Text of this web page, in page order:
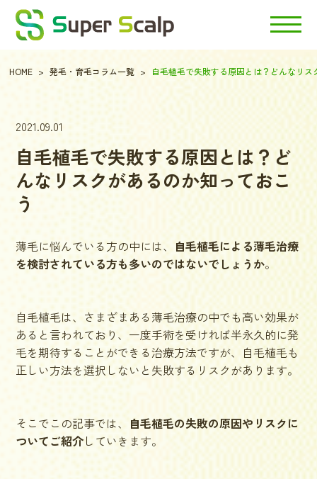
HOME 発毛・育毛コラム一覧 自毛植毛で失敗する原因とは？どんなリ
2021.09.01
自毛植毛で失敗する原因とは？ど
んなリスクがあるのか知っておこ
う
薄毛に悩んでいる方の中には、
自毛植毛による薄毛治療
を検討されている方も多いのではないでしょうか。
自毛植毛は、さまざまある薄毛治療の中でも高い効果が
あると言われており、一度手術を受ければ半永久的に発
毛を期待することができる治療方法ですが、自毛植毛も
正しい方法を選択しないと失敗するリスクがあります。
そこでこの記事では、
自毛植毛の失敗の原因やリスクに
ついてご紹介していきます。